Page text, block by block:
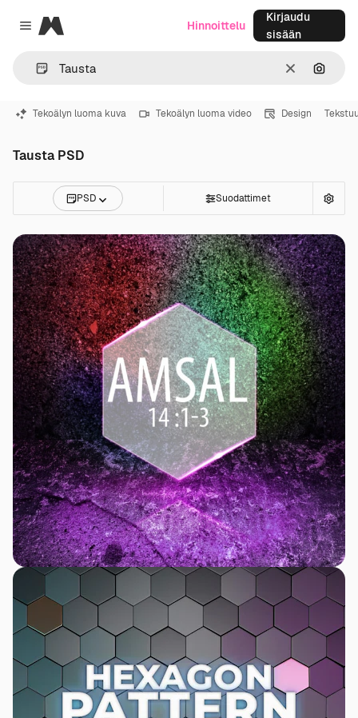
Close menu
Magnific
SelkeäHae
Hinnoittelu
Kirjaudu
sisään
Tekoälyn luoma kuva Tekoälyn luoma video Design
Tausta PSD
PSD Suodattimet